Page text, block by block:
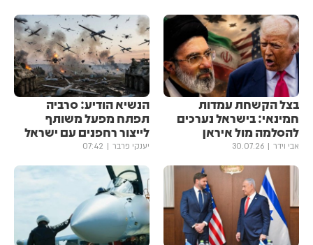
בצל הקשחת עמדות
חמינאי: בישראל נערכים
להסלמה מול איראן
אבי וידר 30.07.26
הנשיא הודיע: סרביה
תפתח מפעל משותף
לייצור רחפנים עם ישראל
יענקי פרבר 07:42